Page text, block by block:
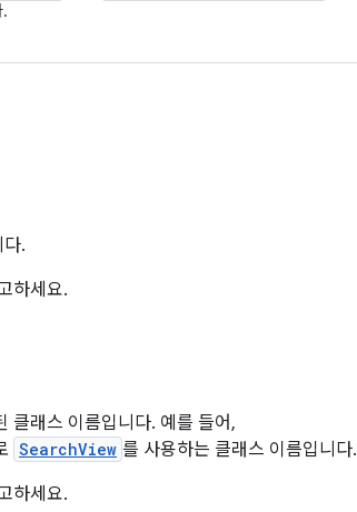
.
하세요.
클래스 이름입니다. 예를 들어,
SearchView 를 사용하는 클래스 이름입니다.
하세요.